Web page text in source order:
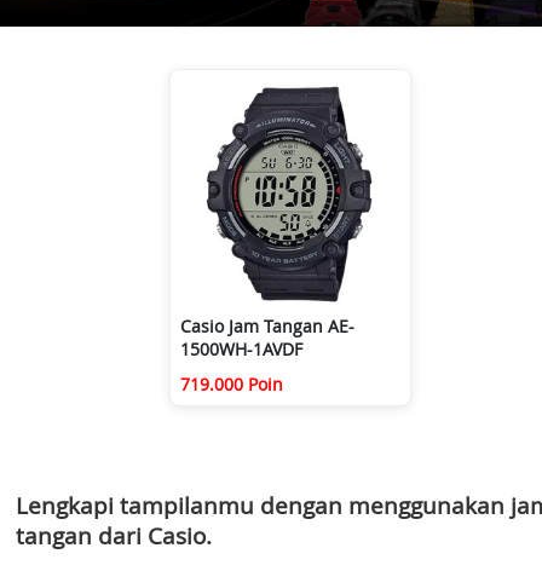
Casio Jam Tangan AE-
1500WH-1AVDF
719.000 Poin
Lengkapi tampilanmu dengan menggunakan
tangan dari Casio.